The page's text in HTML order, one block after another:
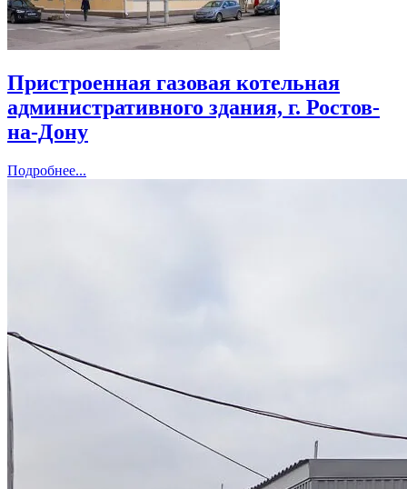
Пристроенная газовая котельная
административного здания, г. Ростов-
на-Дону
Подробнее...